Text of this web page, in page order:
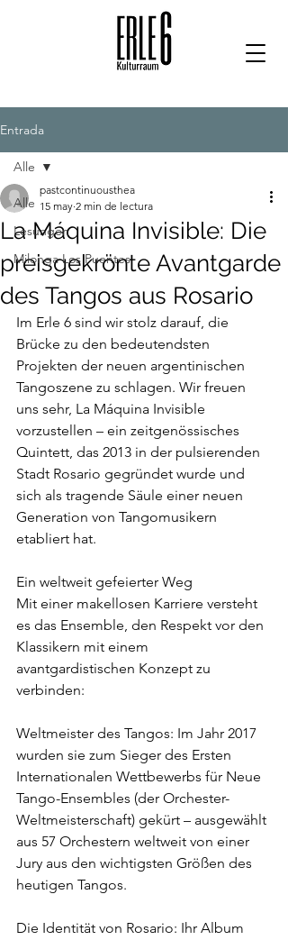
Entrada
Alle
Lesungen
Milonga Los Puentes
Alle
La Máquina Invisible: Die
preisgekrönte Avantgarde
des Tangos aus Rosario
pastcontinuousthea
15 may 2 min de lectura
Im Erle 6 sind wir stolz darauf, die
Brücke zu den bedeutendsten
Projekten der neuen argentinischen
Tangoszene zu schlagen. Wir freuen
uns sehr, La Máquina Invisible
vorzustellen – ein zeitgenössisches
Quintett, das 2013 in der pulsierenden
Stadt Rosario gegründet wurde und
sich als tragende Säule einer neuen
Generation von Tangomusikern
etabliert hat.
Ein weltweit gefeierter Weg
Mit einer makellosen Karriere versteht
es das Ensemble, den Respekt vor den
Klassikern mit einem
avantgardistischen Konzept zu
verbinden:
Weltmeister des Tangos: Im Jahr 2017
wurden sie zum Sieger des Ersten
Internationalen Wettbewerbs für Neue
Tango-Ensembles (der Orchester-
Weltmeisterschaft) gekürt – ausgewählt
aus 57 Orchestern weltweit von einer
Jury aus den wichtigsten Größen des
heutigen Tangos.
Die Identität von Rosario: Ihr Album